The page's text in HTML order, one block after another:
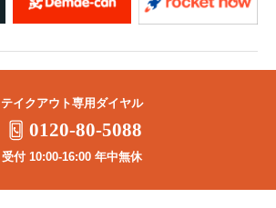
テイクアウト専用ダイヤル
0120-80-5088
受付 10:00-16:00 年中無休